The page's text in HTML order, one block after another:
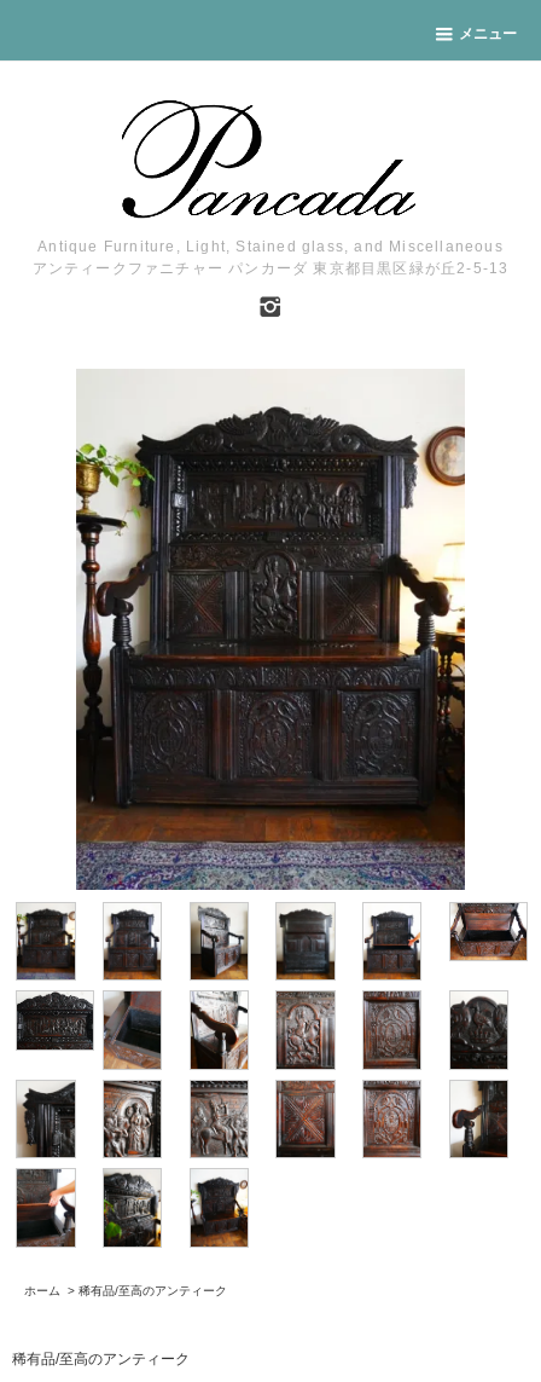
メニュー
Antique Furniture, Light, Stained glass, and Miscellaneous
アンティークファニチャー パンカーダ 東京都目黒区緑が丘2-5-13
ホーム > 稀有品/至高のアンティーク
稀有品/至高のアンティーク